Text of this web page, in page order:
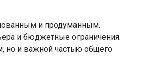
и продуманным.
и бюджетные ограничения.
но и важной частью общего